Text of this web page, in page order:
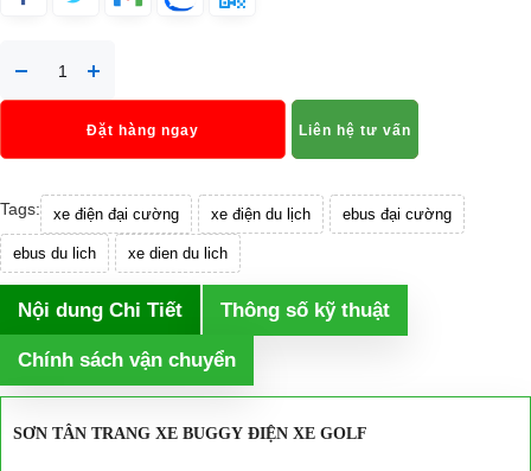
Đặt hàng ngay Liên hệ tư vấn
Tags: xe điện đại cường xe điện du lịch ebus đại cường
ebus du lich xe dien du lich
Nội dung Chi Tiết Thông số kỹ thuật
Chính sách vận chuyển
SƠN TÂN TRANG XE BUGGY ĐIỆN XE GOLF